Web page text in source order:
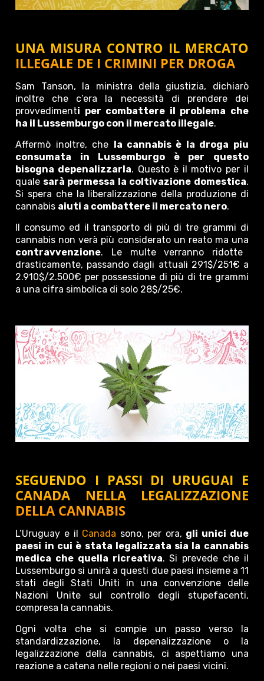
UNA MISURA CONTRO IL MERCATO
ILLEGALE DE I CRIMINI PER DROGA
Sam Tanson, la ministra della giustizia, dichiarò
inoltre che c’era la necessità di prendere dei
provvedimenti per combattere il problema che
ha il Lussemburgo con il mercato illegale.
Affermò inoltre, che
la cannabis è la droga piu
consumata in Lussemburgo è per questo
bisogna depenalizzarla. Questo è il motivo per il
quale sarà permessa la coltivazione domestica.
Si spera che la liberalizzazione della produzione di
cannabis aiuti a combattere il mercato nero.
Il consumo ed il transporto di più di tre grammi di
cannabis non verà più considerato un reato ma una
contravvenzione. Le multe verranno ridotte
drasticamente, passando dagli attuali 291$/251€ a
2.910$/2.500€ per possessione di più di tre grammi
a una cifra simbolica di solo 28$/25€.
SEGUENDO I PASSI DI URUGUAI E
CANADA NELLA LEGALIZZAZIONE
DELLA CANNABIS
L’Uruguay e il Canada sono, per ora, gli unici due
paesi in cui è stata legalizzata sia la cannabis
medica che quella ricreativa. Si prevede che il
Lussemburgo si unirà a questi due paesi insieme a 11
stati degli Stati Uniti in una convenzione delle
Nazioni Unite sul controllo degli stupefacenti,
compresa la cannabis.
Ogni volta che si compie un passo verso la
standardizzazione, la depenalizzazione o la
legalizzazione della cannabis, ci aspettiamo una
reazione a catena nelle regioni o nei paesi vicini.